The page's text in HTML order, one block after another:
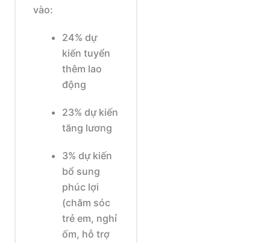
vào:
24% dự
kiến tuyển
thêm lao
động
23% dự kiến
tăng lương
3% dự kiến
bổ sung
phúc lợi
(chăm sóc
trẻ em, nghỉ
ốm, hỗ trợ